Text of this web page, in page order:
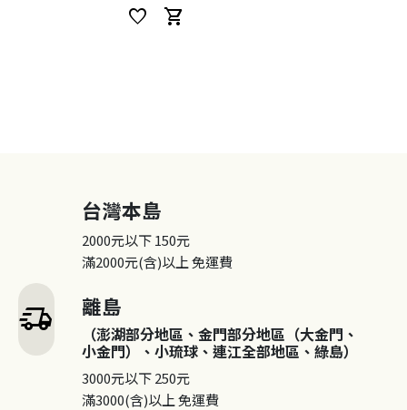
favorite shopping_cart
delivery_truck_speed
台灣本島
2000元以下150元
滿2000元(含)以上免運費
離島
（澎湖部分地區、金門部分地區（大金門、
小金門）、小琉球、連江全部地區、綠島）
3000元以下250元
滿3000(含)以上免運費